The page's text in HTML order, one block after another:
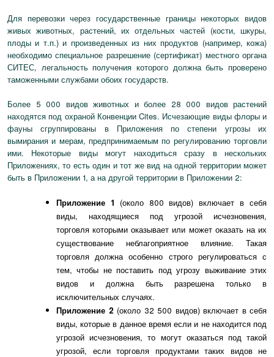
Для перевозки через государственные границы некоторых видов
живых животных, растений, их отдельных частей (кости, шкуры,
плоды и т.п.) и произведенных из них продуктов (например, кожа)
необходимо специальное разрешение (сертификат) местного органа
СИТЕС, легальность получения которого должна быть проверено
таможенными службами обоих государств.
Более 5 000 видов животных и более 28 000 видов растений
находятся под охраной Конвенции Cites. Исчезающие виды флоры и
фауны сгруппированы в Приложения по степени угрозы их
вымирания и мерам, предпринимаемым по регулированию торговли
ими. Некоторые виды могут находиться сразу в нескольких
Приложениях, то есть один и тот же вид на одной территории может
быть в Приложении 1, а на другой территории в Приложении 2:
Приложение 1 (около 800 видов) включает в себя
виды, находящиеся под угрозой исчезновения,
торговля которыми оказывает или может оказать на их
существование неблагоприятное влияние. Такая
торговля должна особенно строго регулироваться с
тем, чтобы не поставить под угрозу выживание этих
видов и должна быть разрешена только в
исключительных случаях.
Приложение 2 (около 32 500 видов) включает в себя
виды, которые в данное время если и не находится под
угрозой исчезновения, то могут оказаться под такой
угрозой, если торговля продуктами таких видов не